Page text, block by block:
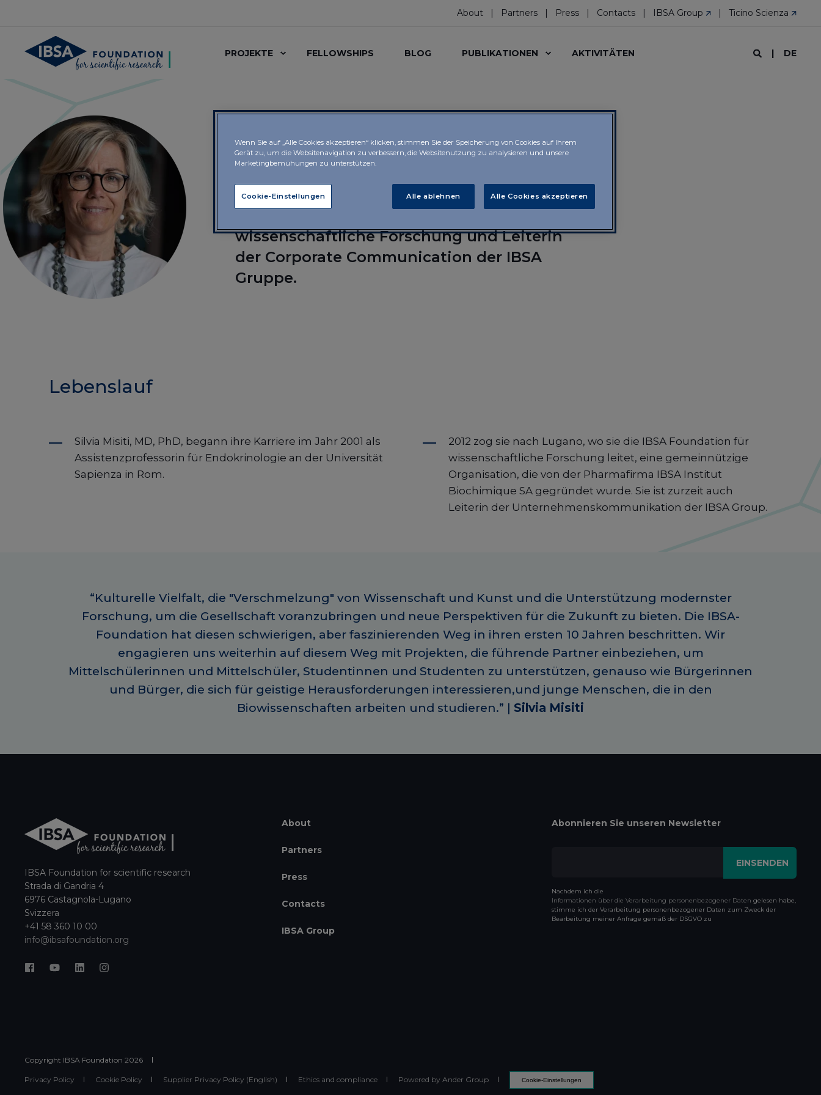
About Partners Press Contacts IBSA Group Ticino Scienza
PROJEKTE FELLOWSHIPS BLOG PUBLIKATIONEN AKTIVITÄTEN DE
Silvia Misiti
wissenschaftliche Forschung und Leiterin
der Corporate Communication der IBSA
Gruppe.
Lebenslauf
Silvia Misiti, MD, PhD, begann ihre Karriere im Jahr 2001 als
Assistenzprofessorin für Endokrinologie an der Universität
Sapienza in Rom.
2012 zog sie nach Lugano, wo sie die IBSA Foundation für
wissenschaftliche Forschung leitet, eine gemeinnützige
Organisation, die von der Pharmafirma IBSA Institut
Biochimique SA gegründet wurde. Sie ist zurzeit auch
Leiterin der Unternehmenskommunikation der IBSA Group.
“Kulturelle Vielfalt, die "Verschmelzung" von Wissenschaft und Kunst und die Unterstützung modernster
Forschung, um die Gesellschaft voranzubringen und neue Perspektiven für die Zukunft zu bieten. Die IBSA-
Foundation hat diesen schwierigen, aber faszinierenden Weg in ihren ersten 10 Jahren beschritten. Wir
engagieren uns weiterhin auf diesem Weg mit Projekten, die führende Partner einbeziehen, um
Mittelschülerinnen und Mittelschüler, Studentinnen und Studenten zu unterstützen, genauso wie Bürgerinnen
und Bürger, die sich für geistige Herausforderungen interessieren,und junge Menschen, die in den
Biowissenschaften arbeiten und studieren.” | Silvia Misiti
IBSA Foundation for scientific research
Strada di Gandria 4
6976 Castagnola-Lugano
Svizzera
+41 58 360 10 00
info@ibsafoundation.org
About
Partners
Press
Contacts
IBSA Group
Abonnieren Sie unseren Newsletter
Nachdem ich die
Informationen über die Verarbeitung personenbezogener Daten gelesen habe,
stimme ich der Verarbeitung personenbezogener Daten zum Zweck der
Bearbeitung meiner Anfrage gemäß der DSGVO zu
Copyright IBSA Foundation 2026
Privacy Policy Cookie Policy Supplier Privacy Policy (English) Ethics and compliance Powered by Ander Group Cookie-Einstellungen
Wenn Sie auf „Alle Cookies akzeptieren“ klicken, stimmen Sie der Speicherung von Cookies auf Ihrem
Gerät zu, um die Websitenavigation zu verbessern, die Websitenutzung zu analysieren und unsere
Marketingbemühungen zu unterstützen.
Alle ablehnen Alle Cookies akzeptieren
Cookie-Einstellungen